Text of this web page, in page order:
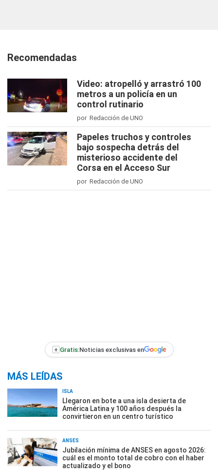
Recomendadas
Video: atropelló y arrastró 100
metros a un policía en un
control rutinario
por Redacción de UNO
Papeles truchos y controles
bajo sospecha detrás del
misterioso accidente del
Corsa en el Acceso Sur
por Redacción de UNO
+ Gratis:Noticias exclusivas en
MÁS LEÍDAS
ISLA
Llegaron en bote a una isla desierta de
América Latina y 100 años después la
convirtieron en un centro turístico
ANSES
Jubilación mínima de ANSES en agosto 2026:
cuál es el monto total de cobro con el haber
actualizado y el bono